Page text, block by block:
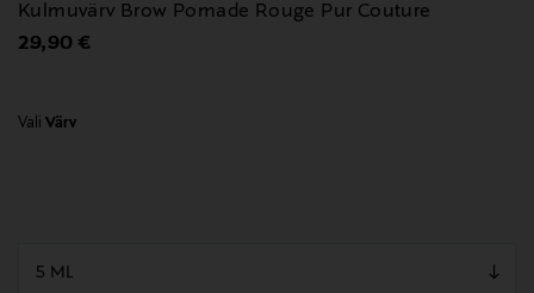
Kulmuvärv Brow Pomade Rouge Pur Couture
Original Price
29,90 €
Vali Värv